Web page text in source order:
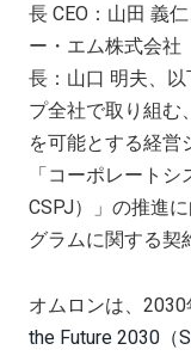
長 CEO：山田 義
ー・エム株式会社
長：山口 明夫、
プ全社で取り組む
を可能とする経営
「コーポレート
CSPJ）」の推進
グラムに関する契
オムロンは、
the Future 2030（